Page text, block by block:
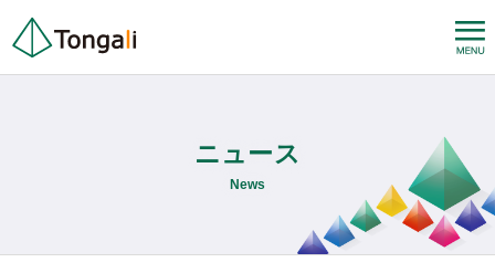
ニュース
News